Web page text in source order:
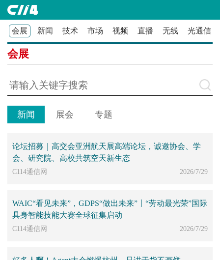
会展 新闻 技术 市场 视频 直播 无线 光通信
会展
新闻 展会 专题
论坛招募｜高交会亚洲航天展高端论坛，诚邀协会、学
会、研究院、高校共筑空天新生态
C114通信网 2026/7/29
WAIC“看见未来”，GDPS“做出未来”丨“劳动最光荣”国际
具身智能技能大赛全球征集启动
C114通信网 2026/7/29